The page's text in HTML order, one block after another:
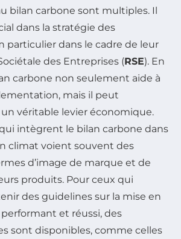
bilan carbone sont multiples. Il
dans la stratégie des
particulier dans le cadre de leur
des Entreprises (RSE). En
carbone non seulement aide à
mais il peut
véritable levier économique.
intègrent le bilan carbone dans
climat voient souvent des
d’image de marque et de
produits. Pour ceux qui
des guidelines sur la mise en
performant et réussi, des
sont disponibles, comme celles